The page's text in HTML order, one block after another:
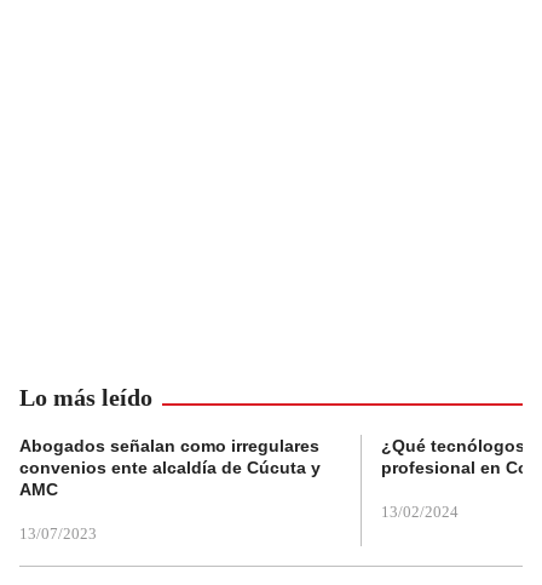
Lo más leído
Abogados señalan como irregulares
convenios ente alcaldía de Cúcuta y
AMC
13/07/2023
¿Qué tecnólogos
profesional en
13/02/2024